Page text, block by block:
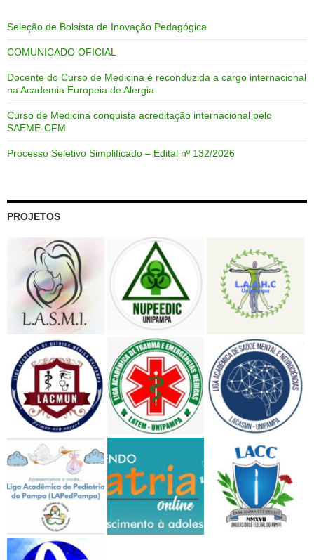
Seleção de Bolsista de Inovação Pedagógica
COMUNICADO OFICIAL
Docente do Curso de Medicina é reconduzida a cargo internacional
na Academia Europeia de Alergia
Curso de Medicina conquista acreditação internacional pelo
SAEME-CFM
Processo Seletivo Simplificado – Edital nº 132/2026
PROJETOS